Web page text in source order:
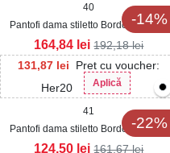
-14%
40
Pantofi dama stiletto Bordo din Piele
Ecologica Lacuita Damyla3
131,87 lei
Pret cu voucher:
Her20
Aplică
164,84 lei 192,18lei
-22%
41
Pantofi dama stiletto Bordo din Piele
Ecologica Lacuita Edriana
124,50 lei 161,67lei